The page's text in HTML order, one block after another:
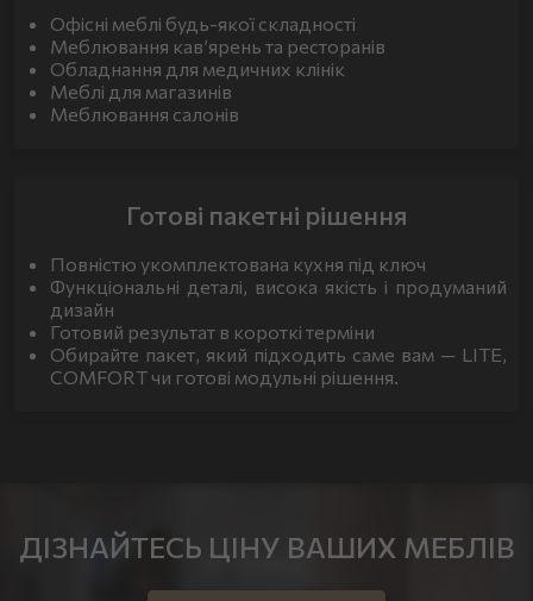
Офісні меблі будь-якої складності
Меблювання кав’ярень та ресторанів
Обладнання для медичних клінік
Меблі для магазинів
Меблювання салонів
Готові пакетні рішення
Повністю укомплектована кухня під ключ
Функціональні деталі, висока якість і продуманий
дизайн
Готовий результат в короткі терміни
Обирайте пакет, який підходить саме вам — LITE,
COMFORT чи готові модульні рішення.
ДІЗНАЙТЕСЬ ЦІНУ ВАШИХ МЕБЛІВ